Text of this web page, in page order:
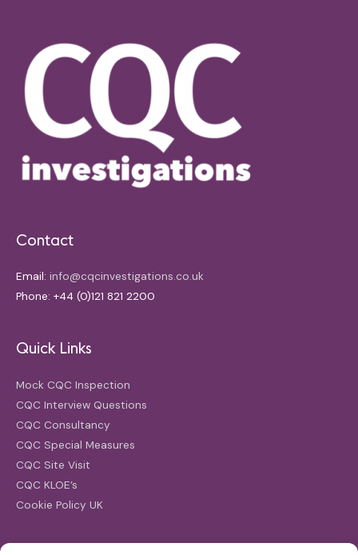
Contact
Email: info@cqcinvestigations.co.uk
Phone: +44 (0)121 821 2200
Quick Links
Mock CQC Inspection
CQC Interview Questions
CQC Consultancy
CQC Special Measures
CQC Site Visit
CQC KLOE’s
Cookie Policy UK